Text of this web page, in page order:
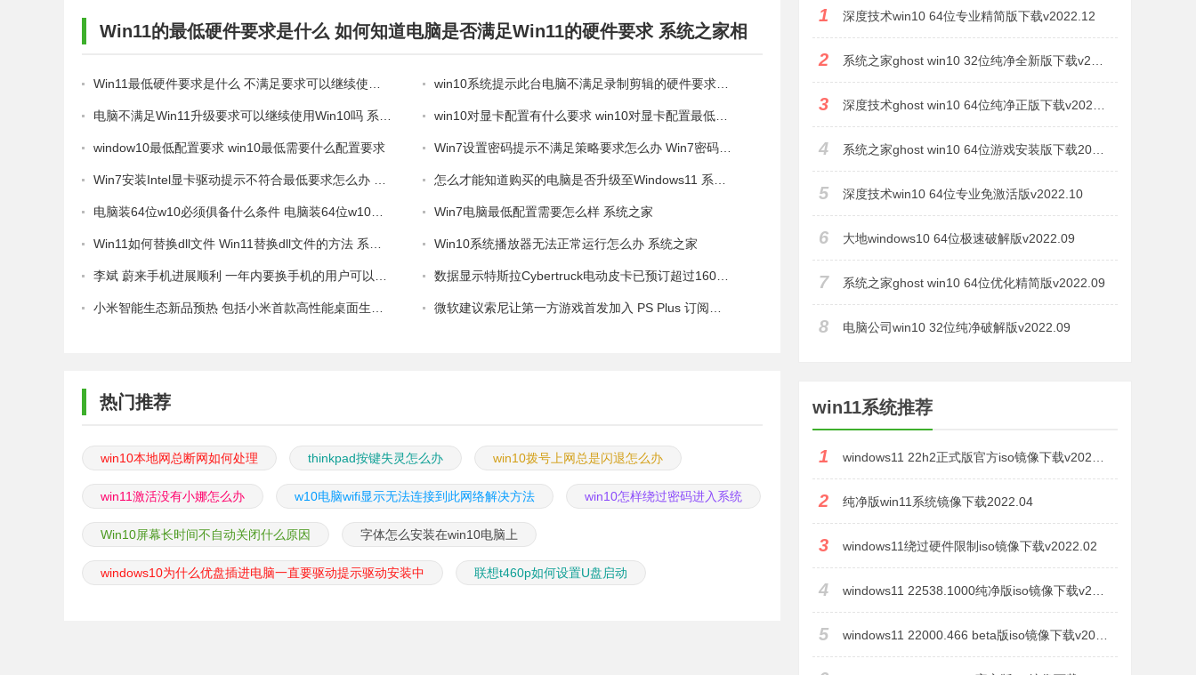
Win11的最低硬件要求是什么 如何知道电脑是否满足Win11的硬件要求 系统之家相
win10系统提示此台电脑不满足录制剪辑的硬件要求怎么处理
win10对显卡配置有什么要求 win10对显卡配置最低要求是什么
​window10最低配置要求 win10最低需要什么配置要求 Win7设置密码提示不满足策略要求怎么办 Win7密码不满足密码策略要求解决方法 系统之家
Win7电脑最低配置需要怎么样 系统之家
Win10系统播放器无法正常运行怎么办 系统之家
数据显示特斯拉Cybertruck电动皮卡已预订超过160万辆 系统之家
热门推荐
win10本地网总断网如何处理 thinkpad按键失灵怎么办 win10拨号上网总是闪退怎么办
win11激活没有小娜怎么办 ​w10电脑wifi显示无法连接到此网络解决方法 win10怎样绕过密码进入系统
Win10屏幕长时间不自动关闭什么原因 字体怎么安装在win10电脑上
windows10为什么优盘插进电脑一直要驱动提示驱动安装中 联想t460p如何设置U盘启动
1 深度技术win10 64位专业精简版下载v2022.12
2
3
4
5 深度技术win10 64位专业免激活版v2022.10
6 大地windows10 64位极速破解版v2022.09
7 系统之家ghost win10 64位优化精简版v2022.09
8 电脑公司win10 32位纯净破解版v2022.09
win11系统推荐
1
2 纯净版win11系统镜像下载2022.04
3 windows11绕过硬件限制iso镜像下载v2022.02
4
5